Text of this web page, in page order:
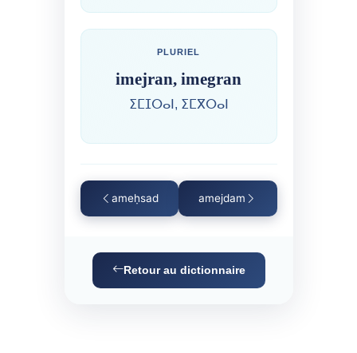
PLURIEL
imejran, imegran
ⵉⵎⵊⵔⴰⵏ, ⵉⵎⴳⵔⴰⵏ
ameḥsad amejdam
Retour au dictionnaire